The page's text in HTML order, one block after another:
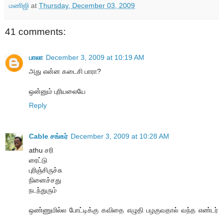
மணிஜி at Thursday, December 03, 2009
41 comments:
பாலா December 3, 2009 at 10:19 AM
அது என்ன கடைசி பாரா?
ஒன்னும் புரியலையே
Reply
Cable சங்கர் December 3, 2009 at 10:28 AM
athu சரி
ரைட்டு
புரிஞ்சிருச்சு
நினைச்சது
நடந்துரும்
ஒண்ணுமில்ல போட்டிக்கு கவிதை எழுதி பழகுவதால் வந்த எண்டர்